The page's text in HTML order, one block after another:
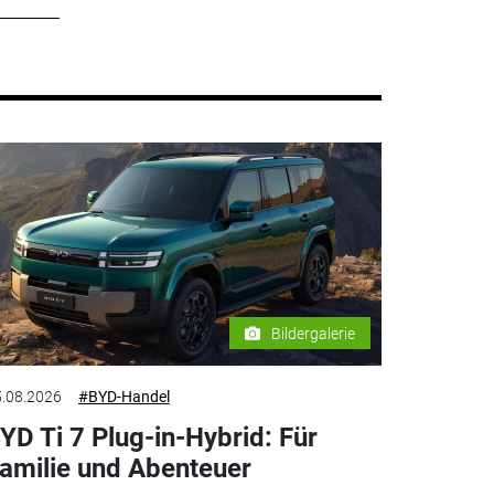
Bildergalerie
#BYD-Handel
Ti 7 Plug-in-Hybrid: Für
und Abenteuer